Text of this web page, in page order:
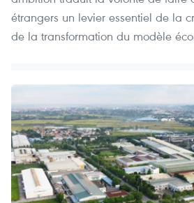
étrangers un levier essentiel de la
de la transformation du modèle